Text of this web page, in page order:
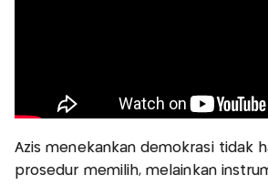
Azis menekankan demokrasi tidak
prosedur memilih, melainkan